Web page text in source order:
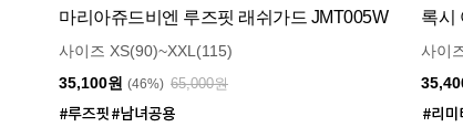
마리아쥬드비엔 루즈핏 래쉬가드 JMT005W
사이즈 XS(90)~XXL(115)
35,100원 (46%) 65,000원
록시
사이